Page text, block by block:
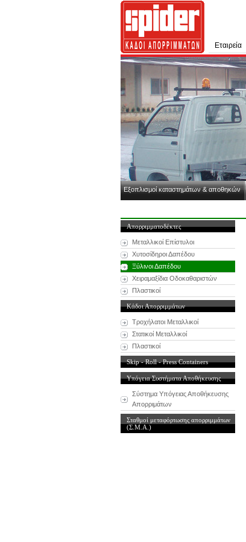
Εταιρεία
Εξοπλισμοί καταστημάτων & αποθηκών
Απορριμματοδέκτες
Μεταλλικοί Επίστυλοι
Χυτοσίδηροι Δαπέδου
Ξύλινοι Δαπέδου
Χειραμαξίδια Οδοκαθαριστών
Πλαστικοί
Κάδοι Απορριμμάτων
Τροχήλατοι Μεταλλικοί
Στατικοί Μεταλλικοί
Πλαστικοί
Skip - Roll - Press Containers
Υπόγεια Συστήματα Αποθήκευσης
Σύστημα Υπόγειας Αποθήκευσης
Απορριμάτων
Σταθμοί μεταφόρτωσης απορριμμάτων
(Σ.Μ.Α.)